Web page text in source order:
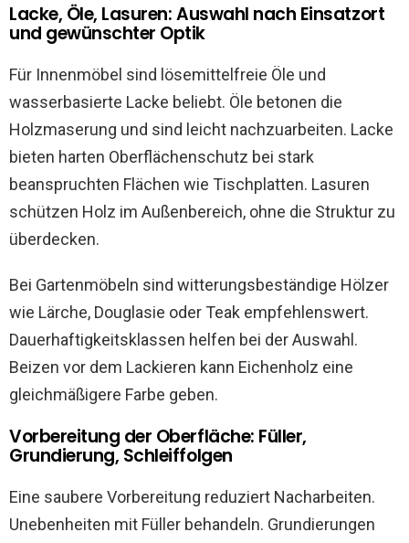
Lacke, Öle, Lasuren: Auswahl nach Einsatzort
und gewünschter Optik
Für Innenmöbel sind lösemittelfreie Öle und
wasserbasierte Lacke beliebt. Öle betonen die
Holzmaserung und sind leicht nachzuarbeiten. Lacke
bieten harten Oberflächenschutz bei stark
beanspruchten Flächen wie Tischplatten. Lasuren
schützen Holz im Außenbereich, ohne die Struktur zu
überdecken.
Bei Gartenmöbeln sind witterungsbeständige Hölzer
wie Lärche, Douglasie oder Teak empfehlenswert.
Dauerhaftigkeitsklassen helfen bei der Auswahl.
Beizen vor dem Lackieren kann Eichenholz eine
gleichmäßigere Farbe geben.
Vorbereitung der Oberfläche: Füller,
Grundierung, Schleiffolgen
Eine saubere Vorbereitung reduziert Nacharbeiten.
Unebenheiten mit Füller behandeln. Grundierungen